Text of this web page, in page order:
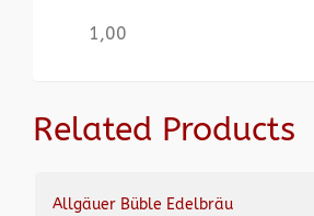
1,00
Related Products
Allgäuer Büble Edelbräu